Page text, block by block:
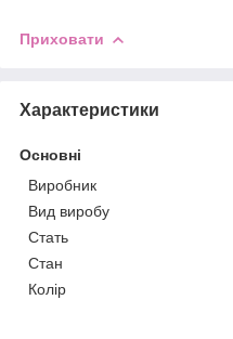
Приховати
Характеристики
Основні
Виробник
Вид виробу
Стать
Стан
Колір